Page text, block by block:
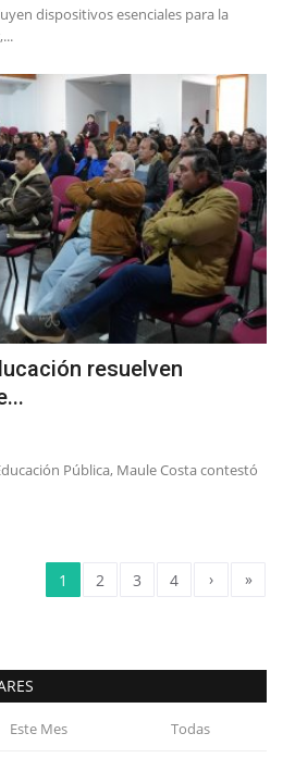
dispositivos esenciales para la
resuelven
Pública, Maule Costa contestó
1 2 3 4 › »
Este Mes Todas